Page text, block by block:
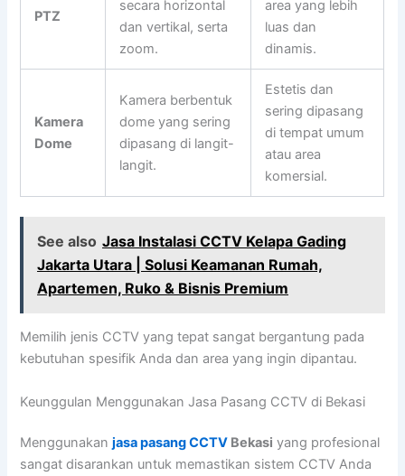
PTZ
secara horizontal
dan vertikal, serta
zoom.
area yang lebih
luas dan
dinamis.
Kamera
Dome
Kamera berbentuk
dome yang sering
dipasang di langit-
langit.
Estetis dan
sering dipasang
di tempat umum
atau area
komersial.
See also Jasa Instalasi CCTV Kelapa Gading
Jakarta Utara | Solusi Keamanan Rumah,
Apartemen, Ruko & Bisnis Premium
Memilih jenis CCTV yang tepat sangat bergantung pada
kebutuhan spesifik Anda dan area yang ingin dipantau.
Keunggulan Menggunakan Jasa Pasang CCTV di Bekasi
Menggunakanjasa pasang CCTV Bekasi yang profesional
sangat disarankan untuk memastikan sistem CCTV Anda